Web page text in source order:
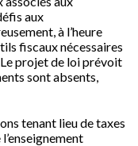
aux
à l’heure
fiscaux nécessaires
projet de loi prévoit
sont absents,
tenant lieu de taxes